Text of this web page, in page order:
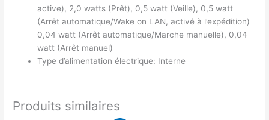
active), 2,0 watts (Prêt), 0,5 watt (Veille), 0,5 watt
(Arrêt automatique/Wake on LAN, activé à l’expédition)
0,04 watt (Arrêt automatique/Marche manuelle), 0,04
watt (Arrêt manuel)
Type d’alimentation électrique: Interne
Produits similaires